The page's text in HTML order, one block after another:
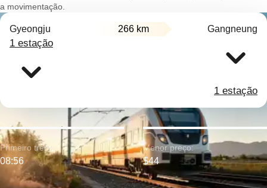
a movimentação.
Gyeongju 266 km Gangneung
1 estação
1 estação
Primeiro trem:
08:56
Menor preço:
$44